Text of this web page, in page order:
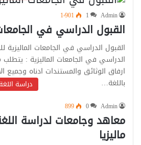
Admin
1 1٬901
القبول الدراسي في
القبول الدراسي في الجامعات
الدراسي في الجامعات الماليزية :
ارفاق الوثائق والمستندات ادناه وجميع
باللغة…
دراسة
Admin
0
899
معاهد وجامعات لدراسة
ماليزيا